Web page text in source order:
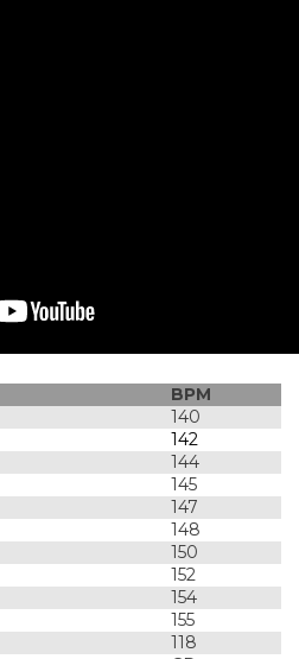
BPM
140
142
144
145
147
148
150
152
154
155
118